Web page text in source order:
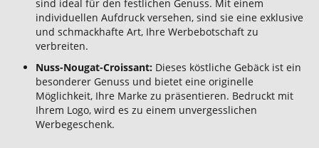
sind ideal für den festlichen Genuss. Mit einem
individuellen Aufdruck versehen, sind sie eine exklusive
und schmackhafte Art, Ihre Werbebotschaft zu
verbreiten.
Nuss-Nougat-Croissant: Dieses köstliche Gebäck ist ein
besonderer Genuss und bietet eine originelle
Möglichkeit, Ihre Marke zu präsentieren. Bedruckt mit
Ihrem Logo, wird es zu einem unvergesslichen
Werbegeschenk.